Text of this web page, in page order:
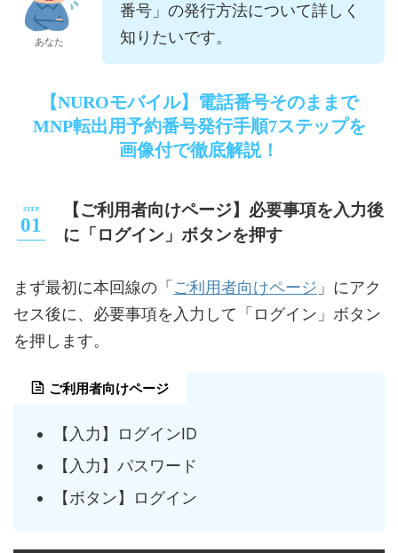
あなた
番号」の発行方法について詳しく
知りたいです。
【NUROモバイル】電話番号そのままで
MNP転出用予約番号発行手順7ステップを
画像付で徹底解説！
【ご利用者向けページ】必要事項を入力後
に「ログイン」ボタンを押す
まず最初に本回線の「 ご利用者向けページ 」にアク
セス後に、必要事項を入力して「ログイン」ボタン
を押します。
ご利用者向けページ
【入力】ログインID
【入力】パスワード
【ボタン】ログイン